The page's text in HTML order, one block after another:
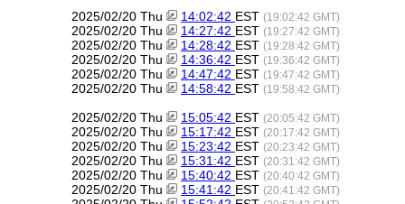
2025/02/20 Thu 14:02:42 EST (19:02:42 GMT)
2025/02/20 Thu 14:27:42 EST (19:27:42 GMT)
2025/02/20 Thu 14:28:42 EST (19:28:42 GMT)
2025/02/20 Thu 14:36:42 EST (19:36:42 GMT)
2025/02/20 Thu 14:47:42 EST (19:47:42 GMT)
2025/02/20 Thu 14:58:42 EST (19:58:42 GMT)
2025/02/20 Thu 15:05:42 EST (20:05:42 GMT)
2025/02/20 Thu 15:17:42 EST (20:17:42 GMT)
2025/02/20 Thu 15:23:42 EST (20:23:42 GMT)
2025/02/20 Thu 15:31:42 EST (20:31:42 GMT)
2025/02/20 Thu 15:40:42 EST (20:40:42 GMT)
2025/02/20 Thu 15:41:42 EST (20:41:42 GMT)